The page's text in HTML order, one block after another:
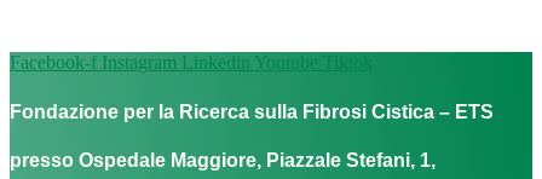
Facebook-f Instagram Linkedin Youtube Tiktok
Fondazione per la Ricerca sulla Fibrosi Cistica – ETS
presso Ospedale Maggiore, Piazzale Stefani, 1,